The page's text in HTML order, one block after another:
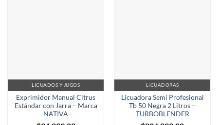
LICUADOS Y JUGOS
Exprimidor Manual Citrus
Estándar con Jarra – Marca
NATIVA
LICUADORAS
Licuadora Semi Profesional
Tb 50 Negra 2 Litros –
TURBOBLENDER